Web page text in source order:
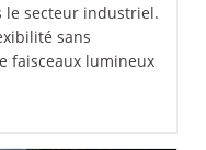
le secteur industriel.
sans
faisceaux lumineux